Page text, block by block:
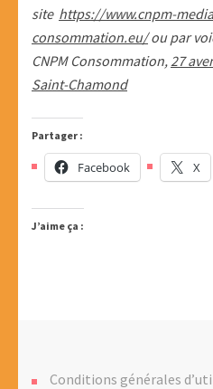
site https://www.cnpm-
consommation.eu/ou par
CNPM Consommation, 27
Saint-Chamond
Partager :
Facebook X
J’aime ça :
Conditions générales